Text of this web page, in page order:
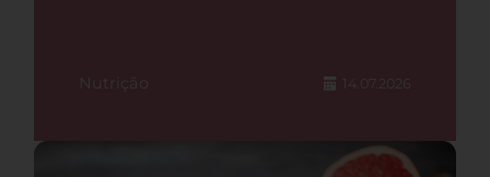
Nutrição 14.07.2026